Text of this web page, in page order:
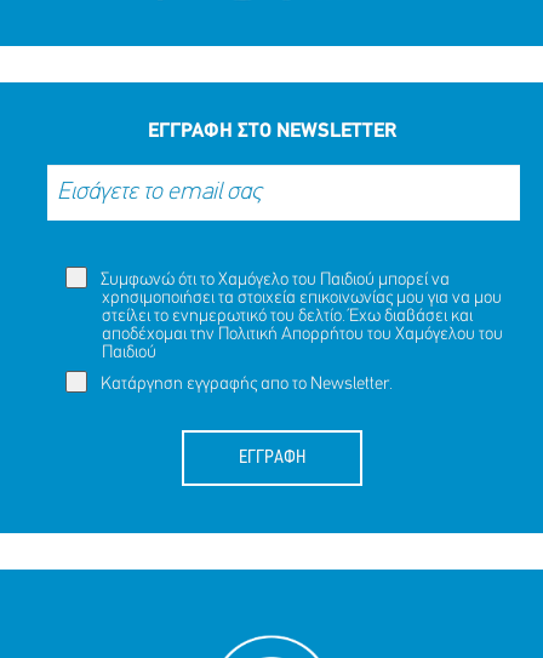
ΕΓΓΡΑΦΗ ΣΤΟ NEWSLETTER
Συμφωνώ ότι το Χαμόγελο του Παιδιού μπορεί να
χρησιμοποιήσει τα στοιχεία επικοινωνίας μου για να μου
στείλει το ενημερωτικό του δελτίο. Έχω διαβάσει και
αποδέχομαι την Πολιτική Απορρήτου του Χαμόγελου του
Παιδιού
Κατάργηση εγγραφής απο το Newsletter.
ΕΓΓΡΑΦΗ